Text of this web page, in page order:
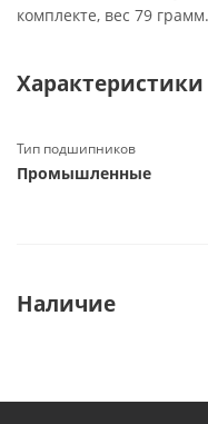
комплекте, вес 79 грамм.
Характеристики
Тип подшипников
Промышленные
Наличие